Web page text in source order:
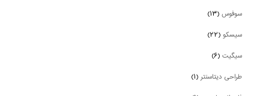
سوفوس(۱۳)
سیسکو(۲۲)
سیگیت(۶)
طراحی دیتاسنتر(۱)